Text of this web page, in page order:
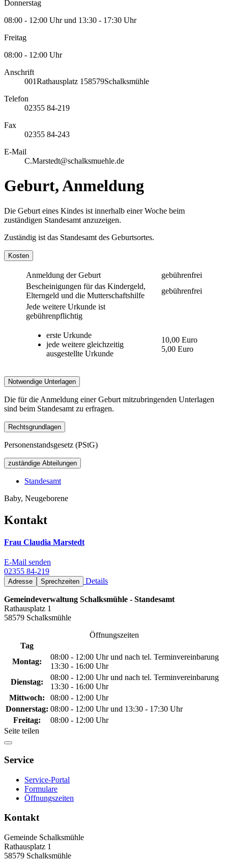
Donnerstag
08:00 - 12:00 Uhr und 13:30 - 17:30 Uhr
Freitag
08:00 - 12:00 Uhr
Anschrift
001Rathausplatz 1 58579Schalksmühle
Telefon
02355 84-219
Fax
02355 84-243
E-Mail
C.Marstedt@schalksmuehle.de
Geburt, Anmeldung
Die Geburt eines Kindes ist innerhalb einer Woche beim
zuständigen Standesamt anzuzeigen.
Zuständig ist das Standesamt des Geburtsortes.
Kosten
Anmeldung der Geburt
gebührenfrei
Bescheinigungen für das Kindergeld,
Elterngeld und die Mutterschaftshilfe
gebührenfrei
Jede weitere Urkunde ist
gebührenpflichtig
erste Urkunde
jede weitere gleichzeitig
ausgestellte Urkunde
10,00 Euro
5,00 Euro
Notwendige Unterlagen
Die für die Anmeldung einer Geburt mitzubringenden Unterlagen
sind beim Standesamt zu erfragen.
Rechtsgrundlagen
Personenstandsgesetz (PStG)
zuständige Abteilungen
Standesamt
Baby, Neugeborene
Kontakt
Frau Claudia Marstedt
E-Mail senden
02355 84-219
Adresse Sprechzeiten Details
Gemeindeverwaltung Schalksmühle - Standesamt
Rathausplatz 1
58579 Schalksmühle
Öffnungszeiten
Tag
Montag:
08:00 - 12:00 Uhr und nach tel. Terminvereinbarung
13:30 - 16:00 Uhr
Dienstag:
08:00 - 12:00 Uhr und nach tel. Terminvereinbarung
13:30 - 16:00 Uhr
Mittwoch:
08:00 - 12:00 Uhr
Donnerstag: 08:00 - 12:00 Uhr und 13:30 - 17:30 Uhr
Freitag:
08:00 - 12:00 Uhr
Seite teilen
Service
Service-Portal
Formulare
Öffnungszeiten
Kontakt
Gemeinde Schalksmühle
Rathausplatz 1
58579 Schalksmühle